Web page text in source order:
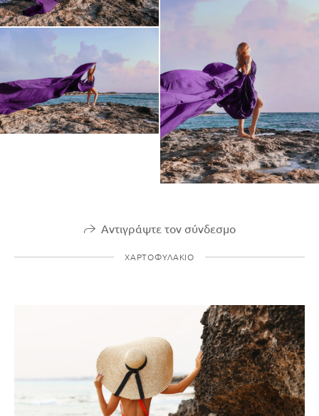
Αντιγράψτε τον σύνδεσμο
ΧΑΡΤΟΦΥΛΆΚΙΟ